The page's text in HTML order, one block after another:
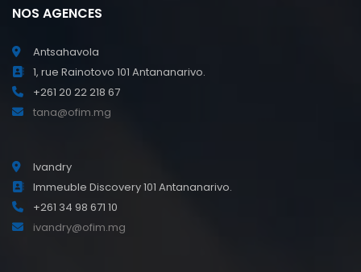
NOS AGENCES
Antsahavola
1, rue Rainotovo 101 Antananarivo.
+261 20 22 218 67
tana@ofim.mg
Ivandry
Immeuble Discovery 101 Antananarivo.
+261 34 98 671 10
ivandry@ofim.mg